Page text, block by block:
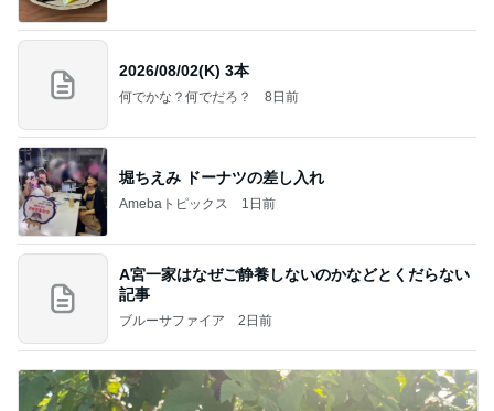
2026/08/02(K) 3本
何でかな？何でだろ？ 8日前
堀ちえみ ドーナツの差し入れ
Amebaトピックス 1日前
A宮一家はなぜご静養しないのかなどとくだらない
記事
ブルーサファイア 2日前